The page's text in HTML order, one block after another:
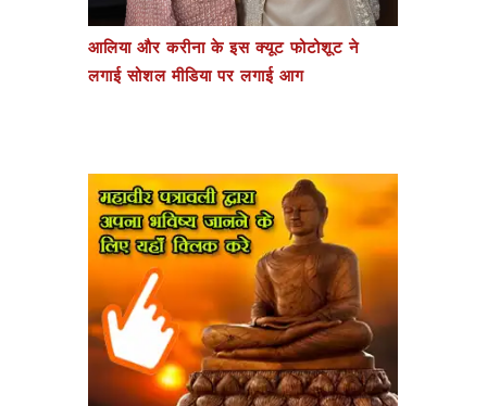
आलिया और करीना के इस क्यूट फोटोशूट ने
लगाई सोशल मीडिया पर लगाई आग